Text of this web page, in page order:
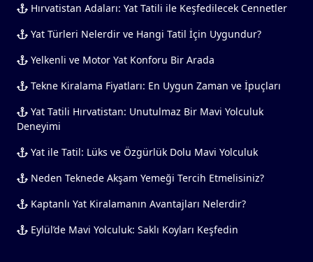
Hırvatistan Adaları: Yat Tatili ile Keşfedilecek Cennetler
Yat Türleri Nelerdir ve Hangi Tatil İçin Uygundur?
Yelkenli ve Motor Yat Konforu Bir Arada
Tekne Kiralama Fiyatları: En Uygun Zaman ve İpuçları
Yat Tatili Hırvatistan: Unutulmaz Bir Mavi Yolculuk
Deneyimi
Yat ile Tatil: Lüks ve Özgürlük Dolu Mavi Yolculuk
Neden Teknede Akşam Yemeği Tercih Etmelisiniz?
Kaptanlı Yat Kiralamanın Avantajları Nelerdir?
Eylül’de Mavi Yolculuk: Saklı Koyları Keşfedin